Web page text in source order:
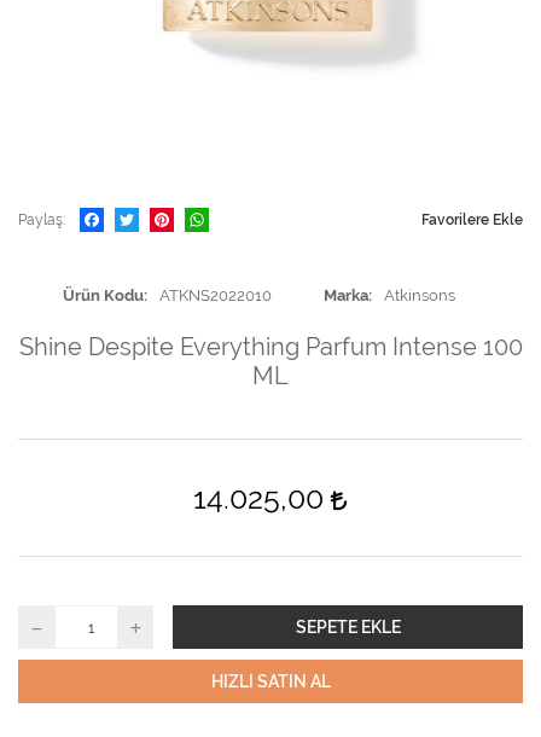
Paylaş Favorilere Ekle
Ürün Kodu ATKNS2022010 Marka Atkinsons
Shine Despite Everything Parfum Intense 100
ML
14.025,00
SEPETE EKLE
HIZLI SATIN AL